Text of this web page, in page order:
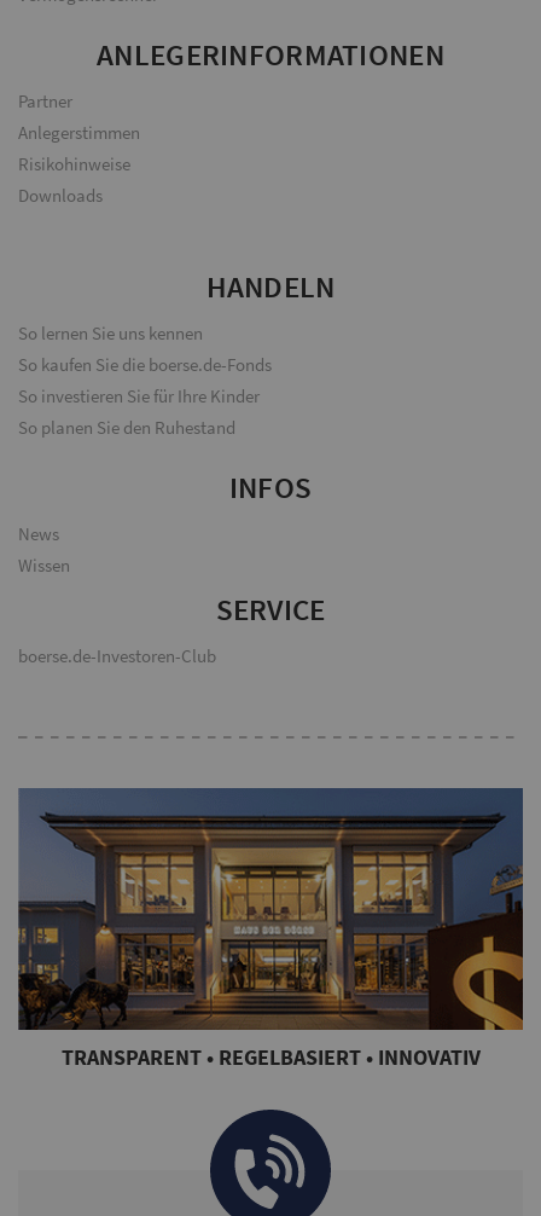
ANLEGERINFORMATIONEN
Partner
Anlegerstimmen
Risikohinweise
Downloads
HANDELN
So lernen Sie uns kennen
So kaufen Sie die boerse.de-Fonds
So investieren Sie für Ihre Kinder
So planen Sie den Ruhestand
INFOS
News
Wissen
SERVICE
boerse.de-Investoren-Club
TRANSPARENT • REGELBASIERT • INNOVATIV